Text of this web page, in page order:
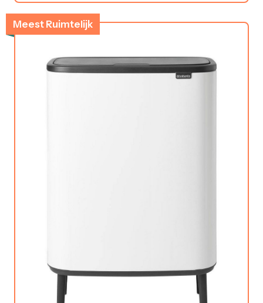
Meest Ruimtelijk